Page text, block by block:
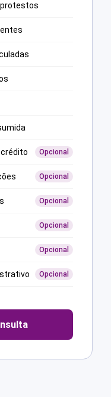
protestos
Opcional
Opcional
Opcional
Opcional
Opcional
Opcional